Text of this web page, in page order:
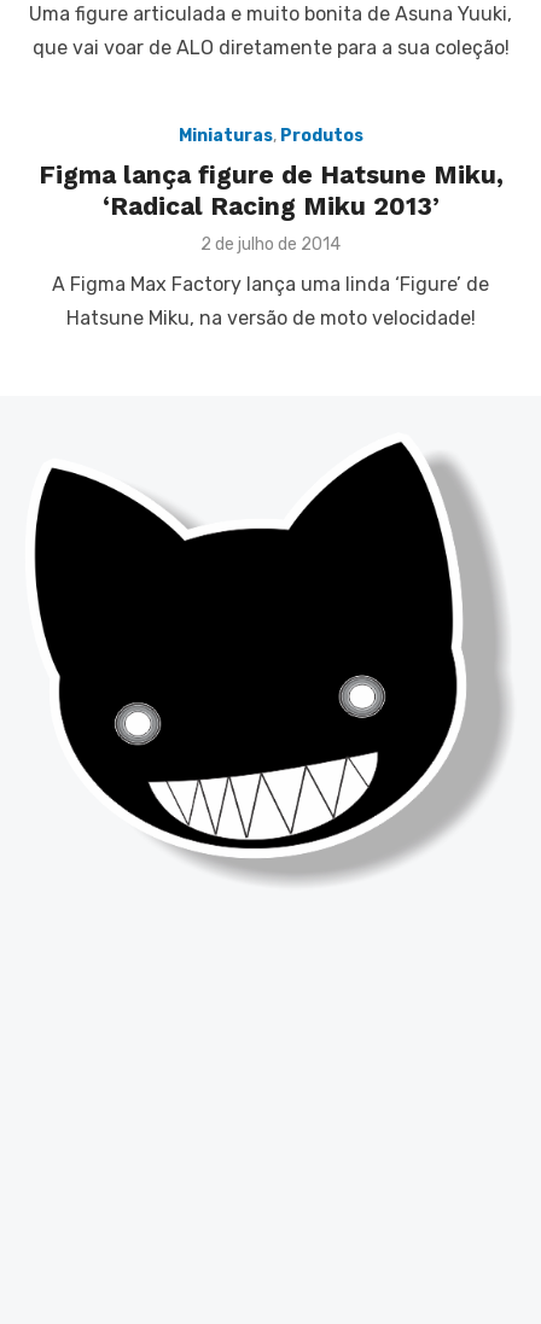
Uma figure articulada e muito bonita de Asuna Yuuki,
que vai voar de ALO diretamente para a sua coleção!
Miniaturas, Produtos
Figma lança figure de Hatsune Miku,
‘Radical Racing Miku 2013’
Posted
2 de julho de 2014
A Figma Max Factory lança uma linda ‘Figure’ de
Hatsune Miku, na versão de moto velocidade!